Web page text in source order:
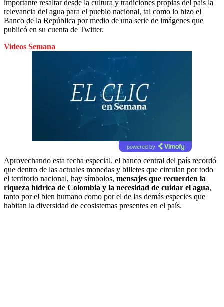
importante resaltar desde la cultura y tradiciones propias del país la
relevancia del agua para el pueblo nacional, tal como lo hizo el
Banco de la República por medio de una serie de imágenes que
publicó en su cuenta de Twitter.
Videos Semana
powered by
Aprovechando esta fecha especial, el banco central del país recordó
que dentro de las actuales monedas y billetes que circulan por todo
el territorio nacional, hay símbolos, mensajes que recuerden la
riqueza hídrica de Colombia y la necesidad de cuidar el agua,
tanto por el bien humano como por el de las demás especies que
habitan la diversidad de ecosistemas presentes en el país.